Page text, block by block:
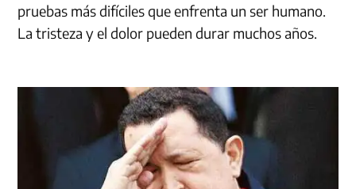
pruebas más difíciles que enfrenta un ser humano.
La tristeza y el dolor pueden durar muchos años.